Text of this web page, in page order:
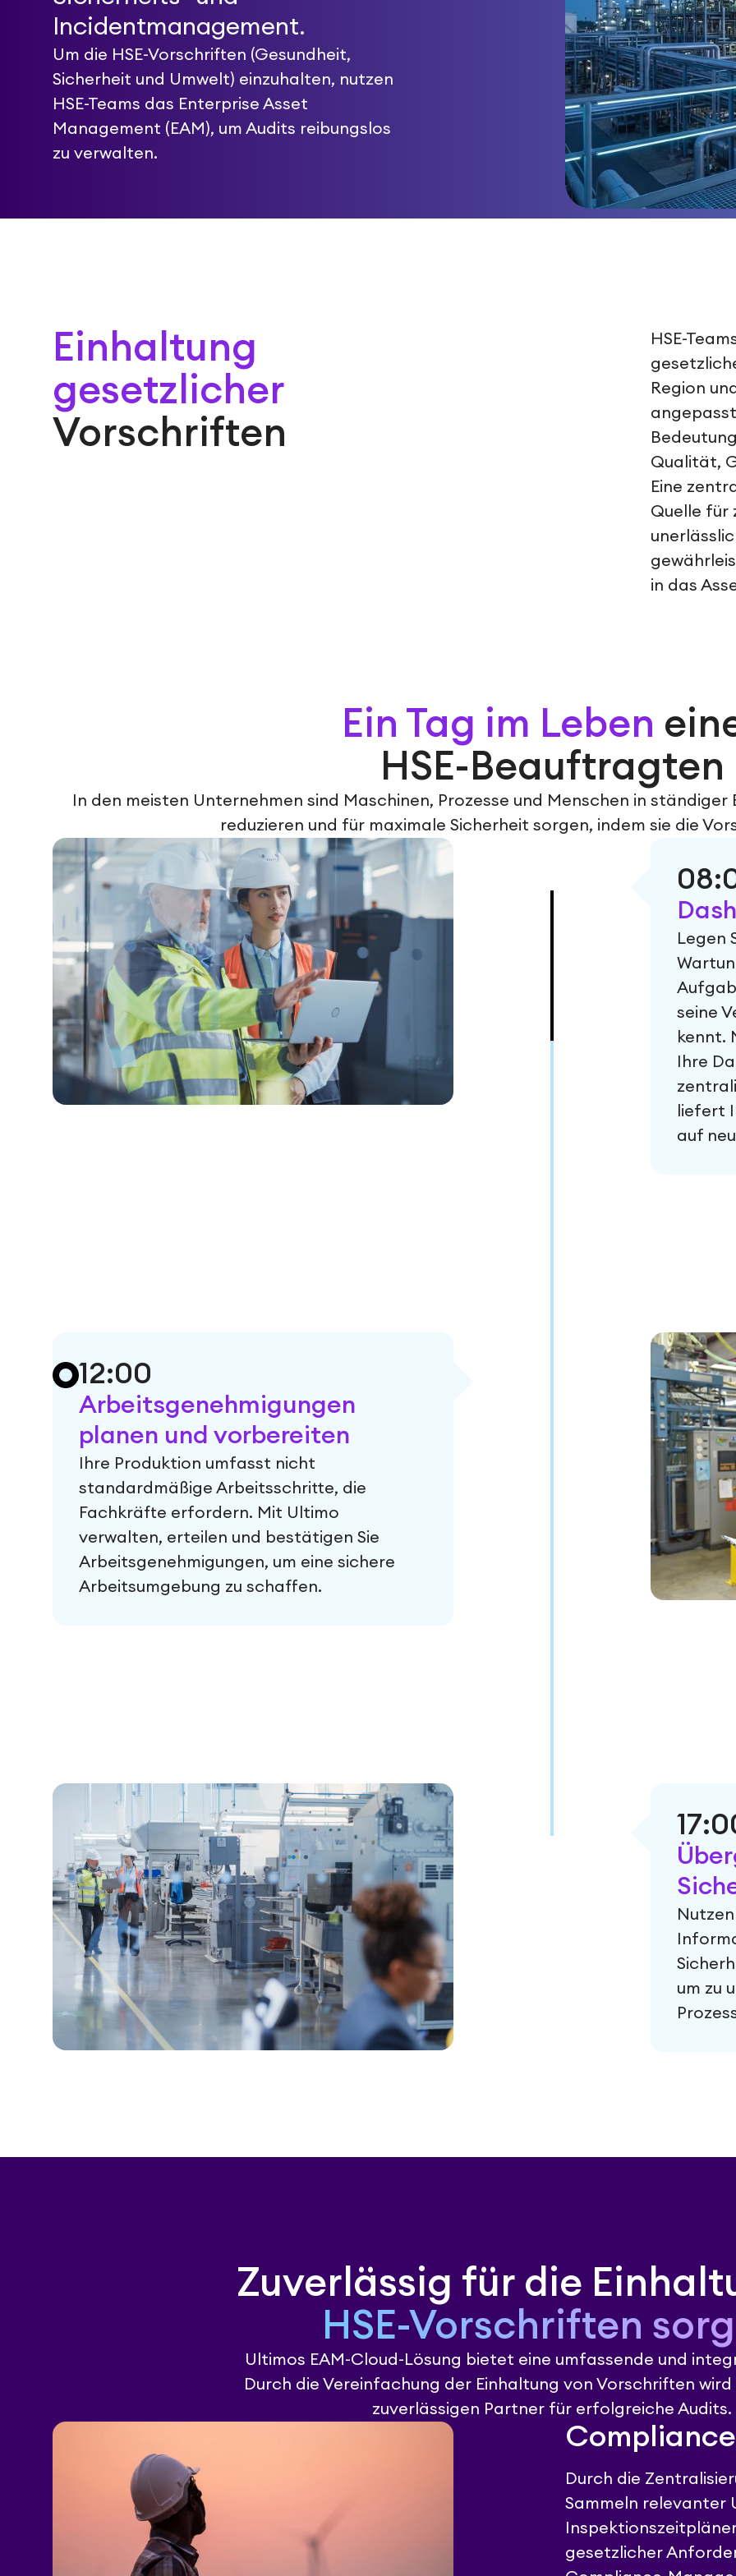
Incidentmanagement.
Um die HSE-Vorschriften (Gesundheit,
Sicherheit und Umwelt) einzuhalten, nutzen
HSE-Teams das Enterprise Asset
Management (EAM), um Audits reibungslos
zu verwalten.
Einhaltung
gesetzlicher
Vorschriften
HSE-
Region
Qualität,
Eine
Quelle für
in das
Ein Tag im Leben
HSE-Beauftragten
In den meisten Unternehmen sind Maschinen, Prozesse und Menschen in ständiger
reduzieren und für maximale Sicherheit sorgen, indem sie die
Legen
seine
kennt.
Ihre
liefert
auf
12:00
Arbeitsgenehmigungen
planen und vorbereiten
Ihre Produktion umfasst nicht
standardmäßige Arbeitsschritte, die
Fachkräfte erfordern. Mit Ultimo
verwalten, erteilen und bestätigen Sie
Arbeitsgenehmigungen, um eine sichere
Arbeitsumgebung zu schaffen.
um zu
Zuverlässig für die
HSE-Vorschriften
Ultimos EAM-Cloud-Lösung bietet eine umfassende und
Durch die Vereinfachung der Einhaltung von Vorschriften
zuverlässigen Partner für erfolgreiche Audits.
Compliance
Durch die
Sammeln relevanter
gesetzlicher